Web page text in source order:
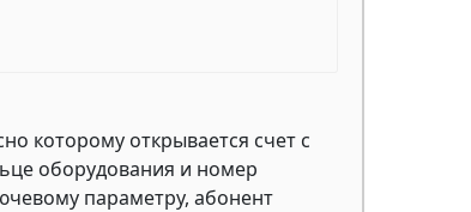
которому открывается счет с
оборудования и номер
параметру, абонент